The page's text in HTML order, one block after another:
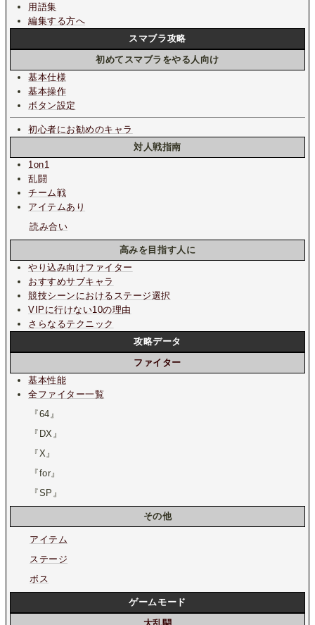
用語集
編集する方へ
スマブラ攻略
初めてスマブラをやる人向け
基本仕様
基本操作
ボタン設定
初心者にお勧めのキャラ
対人戦指南
1on1
乱闘
チーム戦
アイテムあり
読み合い
高みを目指す人に
やり込み向けファイター
おすすめサブキャラ
競技シーンにおけるステージ選択
VIPに行けない10の理由
さらなるテクニック
攻略データ
ファイター
基本性能
全ファイター一覧
『64』
『DX』
『X』
『for』
『SP』
その他
アイテム
ステージ
ボス
ゲームモード